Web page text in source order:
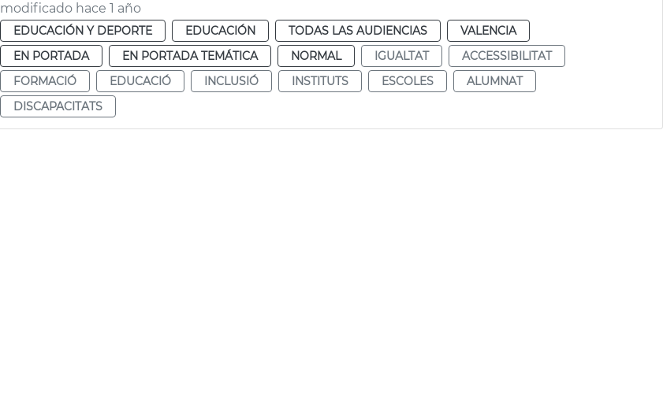
modificado hace 1 año
EDUCACIÓN Y DEPORTE EDUCACIÓN TODAS LAS AUDIENCIAS
VALENCIA
EN PORTADA
EN PORTADA TEMÁTICA NORMAL IGUALTAT
ACCESSIBILITAT
FORMACIÓ
EDUCACIÓ INCLUSIÓ INSTITUTS ESCOLES
ALUMNAT
DISCAPACITATS